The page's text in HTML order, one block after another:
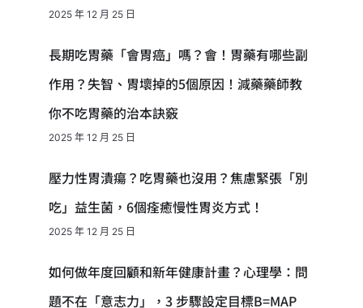
2025 年 12 月 25 日
長期吃胃藥「會胃癌」嗎？會！胃藥有哪些副
作用？失智、胃壞掉的5個原因！減藥藥師教
你不吃胃藥的治本訣竅
2025 年 12 月 25 日
壓力性胃潰瘍？吃胃藥也沒用？焦慮緊張「別
吃」益生菌，6個痊癒慢性胃炎方式！
2025 年 12 月 25 日
如何做年度回顧和新年健康計畫？心理學：問
題不在「意志力」，3 步驟設定目標B=MAP